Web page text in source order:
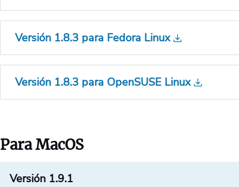
Versión 1.8.3 para Fedora Linux
Versión 1.8.3 para OpenSUSE Linux
Para MacOS
Versión 1.9.1